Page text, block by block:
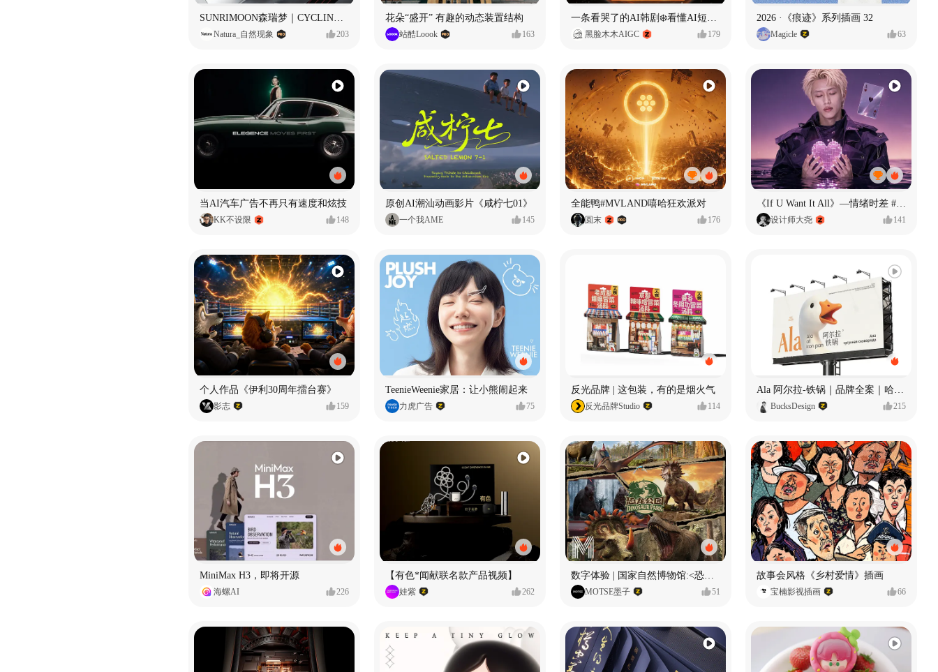
Natura_自然现象 203
花朵“盛开” 有趣的动态装置结构
站酷Loook 163 黑脸木木AIGC 179
2026 ·《痕迹》系列插画 32
Magicle 63
当AI汽车广告不再只有速度和炫技
KK不设限 148
原创AI潮汕动画影片《咸柠七01》
一个我AME 145
全能鸭#MVLAND嘻哈狂欢派对
圆末 176
《If U Want It All》—情绪时差 #MVLAND嘻哈狂欢派对
设计师大尧 141
个人作品《伊利30周年擂台赛》
影志 159
TeenieWeenie家居：让小熊闹起来
力虎广告 75
反光品牌 | 这包装，有的是烟火气
反光品牌Studio 114 BucksDesign 215
MiniMax H3，即将开源
海螺AI 226
【有色*闻献联名款产品视频】
娃紫 262
数字体验 | 国家自然博物馆:<恐龙公园>沉浸特展
MOTSE墨子 51
故事会风格《乡村爱情》插画
宝楠影视插画 66